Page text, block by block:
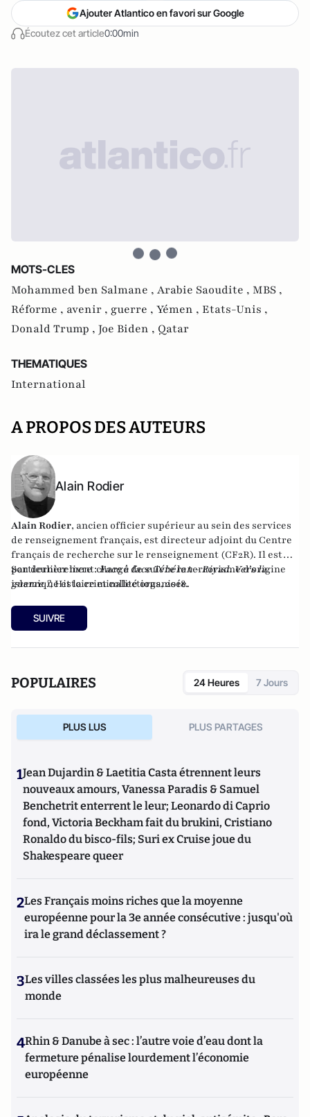
Écoutez cet article0:00min
Ajouter Atlantico en favori sur Google
MOTS-CLES
Mohammed ben Salmane , Arabie Saoudite , MBS ,
Réforme , avenir , guerre , Yémen , Etats-Unis ,
Donald Trump , Joe Biden , Qatar
THEMATIQUES
International
A PROPOS DES AUTEURS
Alain Rodier
Alain Rodier, ancien officier supérieur au sein des services
de renseignement français, est directeur adjoint du Centre
français de recherche sur le renseignement (CF2R). Il est
particulièrement chargé de suivre le terrorisme d’origine
islamique et la criminalité organisée.
Son dernier livre :Face à face Téhéran - Riyad. Vers la
guerre ?, Histoire et collections, 2018.
SUIVRE
POPULAIRES 24 Heures 7 Jours
PLUS LUS PLUS PARTAGES
1Jean Dujardin & Laetitia Casta étrennent leurs
nouveaux amours, Vanessa Paradis & Samuel
Benchetrit enterrent le leur; Leonardo di Caprio
fond, Victoria Beckham fait du brukini, Cristiano
Ronaldo du bisco-fils; Suri ex Cruise joue du
Shakespeare queer
2Les Français moins riches que la moyenne
européenne pour la 3e année consécutive : jusqu'où
ira le grand déclassement ?
3Les villes classées les plus malheureuses du
monde
4Rhin & Danube à sec : l’autre voie d’eau dont la
fermeture pénalise lourdement l’économie
européenne